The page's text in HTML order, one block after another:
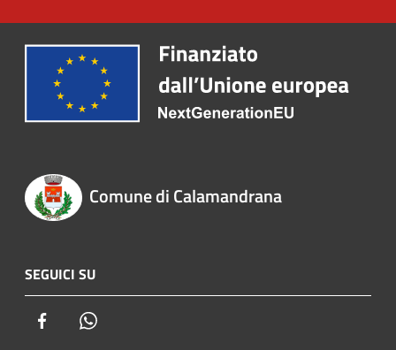
Comune di Calamandrana
SEGUICI SU
Facebook